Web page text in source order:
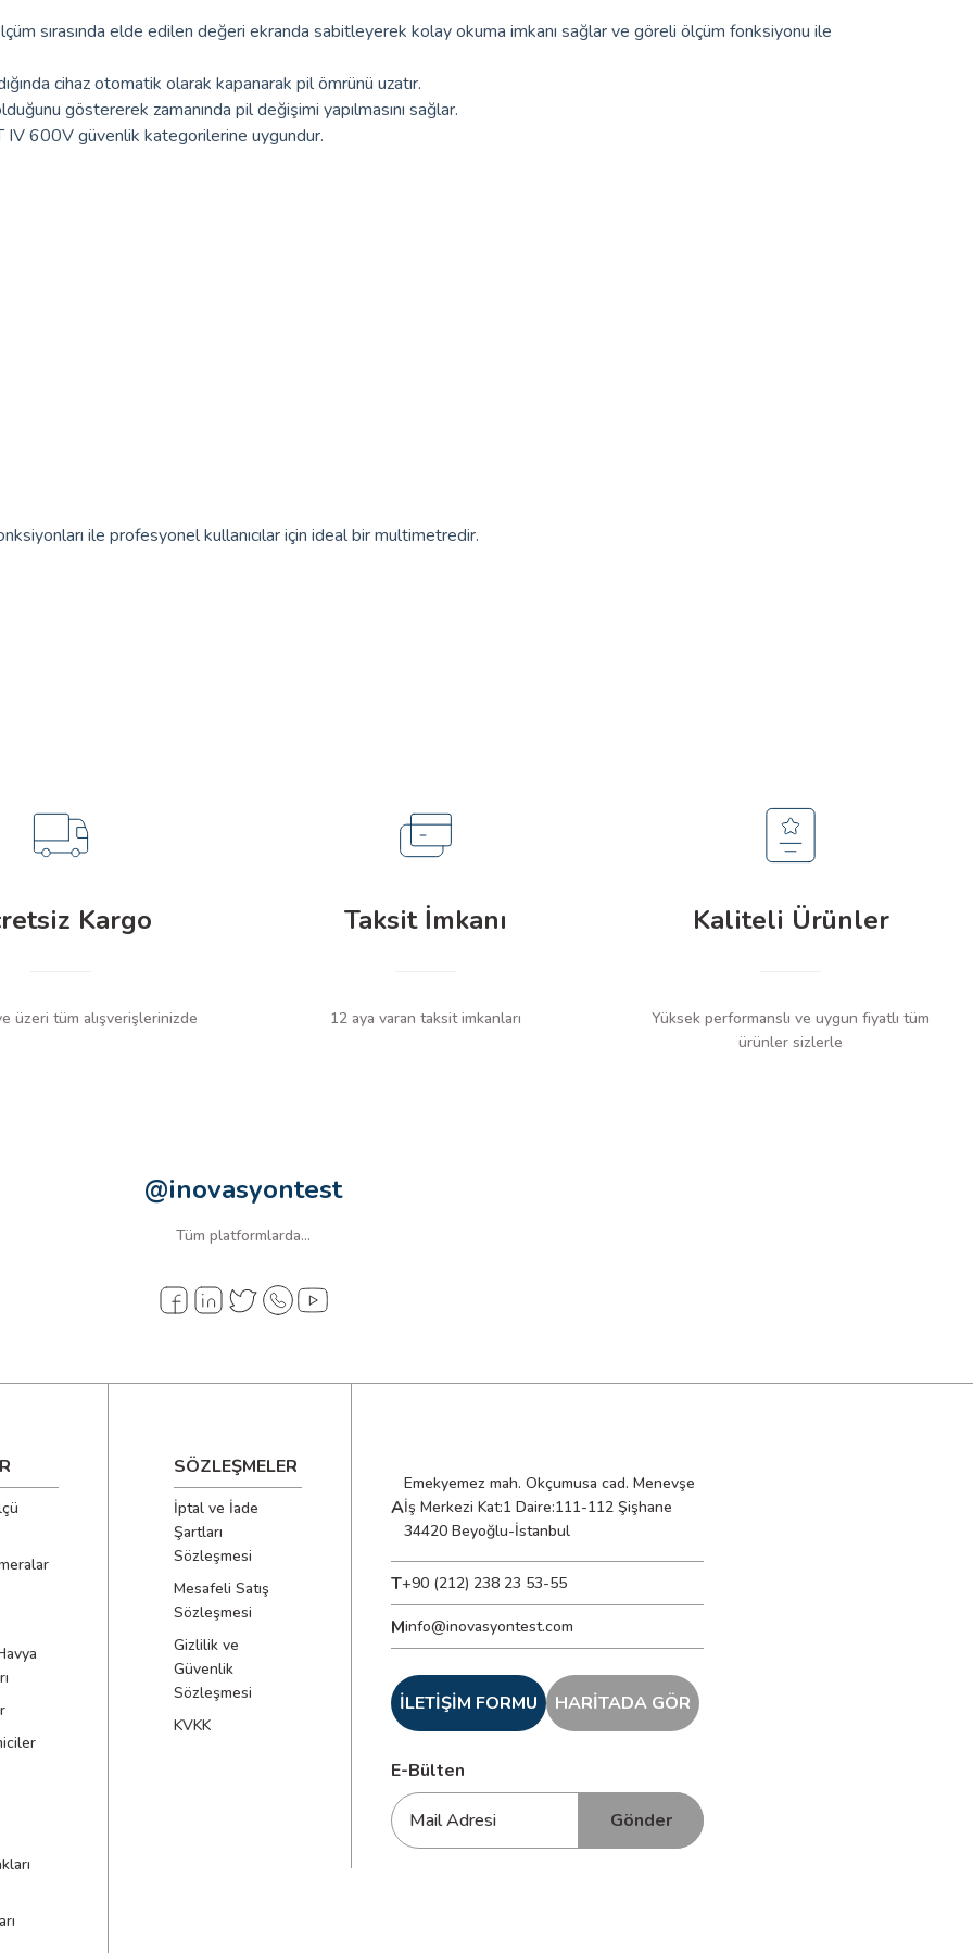
sırasında elde edilen değeri ekranda sabitleyerek kolay okuma imkanı sağlar ve göreli ölçüm fonksiyonu ile
cihaz otomatik olarak kapanarak pil ömrünü uzatır.
göstererek zamanında pil değişimi yapılmasını sağlar.
600V güvenlik kategorilerine uygundur.
ile profesyonel kullanıcılar için ideal bir multimetredir.
Kargo
üzeri tüm alışverişlerinizde
Taksit İmkanı
12 aya varan taksit imkanları
Kaliteli Ürünler
Yüksek performanslı ve uygun fiyatlı tüm
ürünler sizlerle
@inovasyontest
Tüm platformlarda...
SÖZLEŞMELER
İptal ve İade
Şartları
Sözleşmesi
Mesafeli Satış
Sözleşmesi
Gizlilik ve
Güvenlik
Sözleşmesi
KVKK
A
Emekyemez mah. Okçumusa cad. Menevşe
İş Merkezi Kat:1 Daire:111-112 Şişhane
34420 Beyoğlu-İstanbul
T+90 (212) 238 23 53-55
Minfo@inovasyontest.com
İLETİŞİM FORMU HARİTADA GÖR
E-Bülten
Gönder